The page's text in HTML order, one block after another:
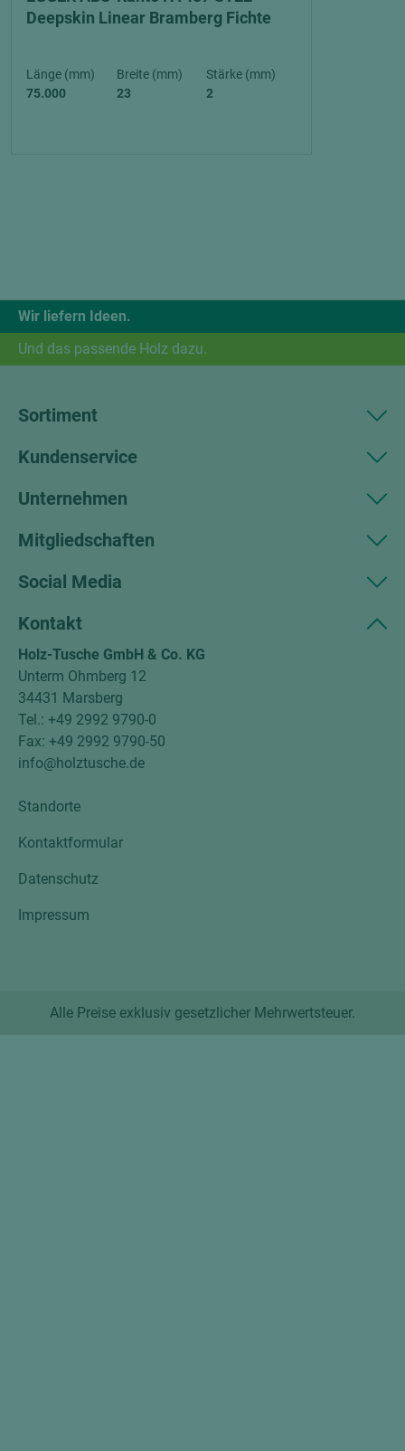
Deepskin Linear Bramberg Fichte
Länge (mm)
75.000
Breite (mm)
23
Stärke (mm)
2
Wir liefern Ideen.
Und das passende Holz dazu.
Sortiment
Kundenservice
Unternehmen
Mitgliedschaften
Social Media
Kontakt
Holz-Tusche GmbH & Co. KG
Unterm Ohmberg 12
34431 Marsberg
Tel.: +49 2992 9790-0
Fax: +49 2992 9790-50
info@holztusche.de
Standorte
Kontaktformular
Datenschutz
Impressum
Alle Preise exklusiv gesetzlicher Mehrwertsteuer.